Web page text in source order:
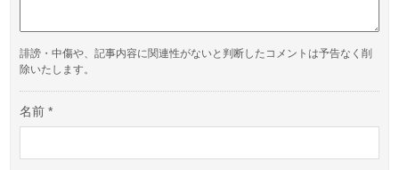
誹謗・中傷や、記事内容に関連性がないと判断したコメントは予告なく削
除いたします。
名前*